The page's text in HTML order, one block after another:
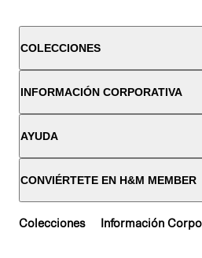
COLECCIONES
INFORMACIÓN CORPORATIVA
AYUDA
CONVIÉRTETE EN H&M MEMBER
Colecciones Información